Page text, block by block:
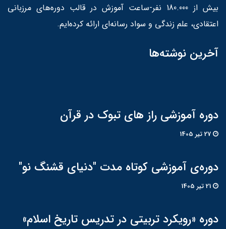
بیش از 180.000 نفر-ساعت آموزش در قالب دوره‌های مرزبانی
اعتقادی، علم زندگی و سواد رسانه‌ای ارائه کرده‌ایم.
آخرین نوشته‌ها
دوره آموزشی راز های تبوک در قرآن
دوره‌ی آموزشی کوتاه مدت "دنیای قشنگ نو"
دوره «رویکرد تربیتی در تدریس تاریخ اسلام»